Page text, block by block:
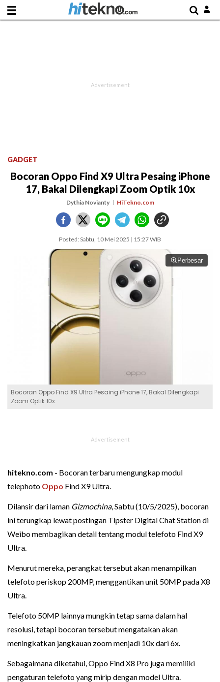
GADGET
Bocoran Oppo Find X9 Ultra Pesaing iPhone
17, Bakal Dilengkapi Zoom Optik 10x
Dythia Novianty HiTekno.com
Posted: Sabtu, 10 Mei 2025 | 15:27 WIB
Perbesar
Bocoran Oppo Find X9 Ultra Pesaing iPhone 17, Bakal Dilengkapi
Zoom Optik 10x
hitekno.com - Bocoran terbaru mengungkap modul
telephoto Oppo Find X9 Ultra.
Dilansir dari laman Gizmochina, Sabtu (10/5/2025), bocoran
ini terungkap lewat postingan Tipster Digital Chat Station di
Weibo membagikan detail tentang modul telefoto Find X9
Ultra.
Menurut mereka, perangkat tersebut akan menampilkan
telefoto periskop 200MP, menggantikan unit 50MP pada X8
Ultra.
Telefoto 50MP lainnya mungkin tetap sama dalam hal
resolusi, tetapi bocoran tersebut mengatakan akan
meningkatkan jangkauan zoom menjadi 10x dari 6x.
Sebagaimana diketahui, Oppo Find X8 Pro juga memiliki
pengaturan telefoto yang mirip dengan model Ultra.